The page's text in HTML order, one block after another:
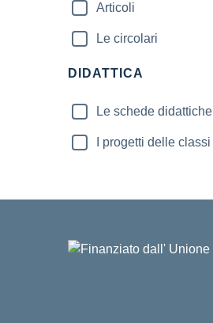
Articoli
Le circolari
DIDATTICA
Le schede didattiche
I progetti delle classi